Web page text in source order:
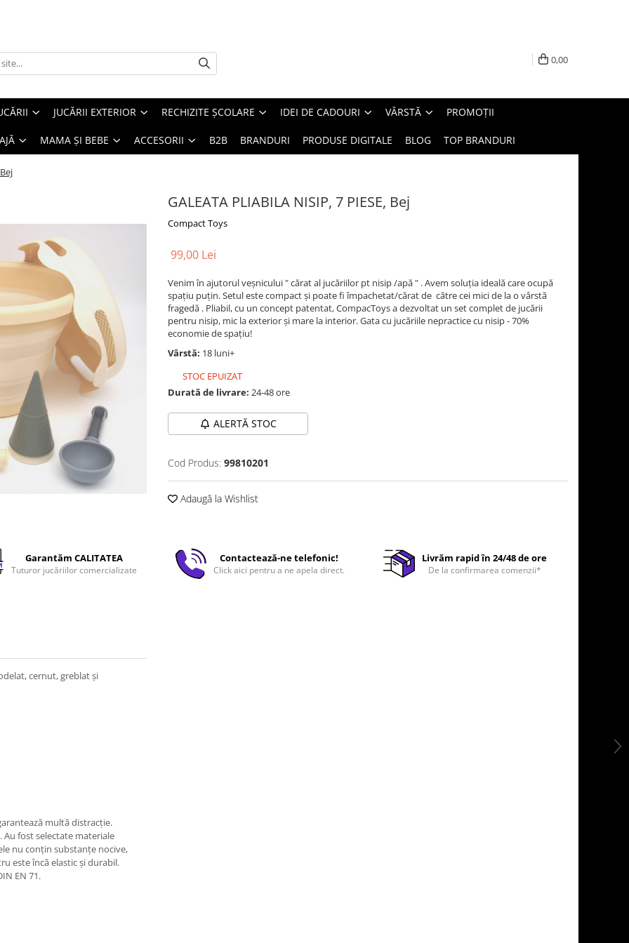
0,00
JUCĂRII EXTERIOR RECHIZITE ȘCOLARE IDEI DE CADOURI VÂRSTĂ PROMOȚII
MAMA ȘI BEBE ACCESORII B2B BRANDURI PRODUSE DIGITALE BLOG TOP BRANDURI
GALEATA PLIABILA NISIP, 7 PIESE, Bej
Compact Toys
99,00 Lei
Venim în ajutorul veșnicului " cărat al jucăriilor pt nisip /apă " . Avem soluția ideală care ocupă
spațiu puțin. Setul este compact și poate fi împachetat/cărat de către cei mici de la o vârstă
fragedă . Pliabil, cu un concept patentat, CompacToys a dezvoltat un set complet de jucării
pentru nisip, mic la exterior și mare la interior. Gata cu jucăriile nepractice cu nisip - 70%
economie de spațiu!
Vârstă: 18 luni+
STOC EPUIZAT
Durată de livrare: 24-48 ore
ALERTĂ STOC
Cod Produs: 99810201
Adaugă la Wishlist
Garantăm CALITATEA
Tuturor jucăriilor comercializate
Contactează-ne telefonic!
Click aici pentru a ne apela direct.
Livrăm rapid în 24/48 de ore
De la confirmarea comenzii*
cernut, greblat și
multă distracție.
fost selectate materiale
nu conțin substanțe nocive,
este încă elastic și durabil.
EN 71.